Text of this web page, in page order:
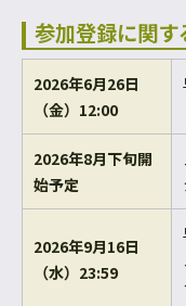
参加登録に関す
2026年6月26日
（金）12:00
2026年8月下旬開
始予定
2026年9月16日
（水）23:59